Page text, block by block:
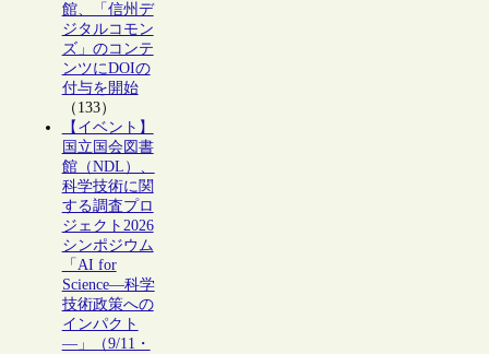
館、「信州デ
ジタルコモン
ズ」のコンテ
ンツにDOIの
付与を開始
（133）
【イベント】
国立国会図書
館（NDL）、
科学技術に関
する調査プロ
ジェクト2026
シンポジウム
「AI for
Science―科学
技術政策への
インパクト
―」（9/11・